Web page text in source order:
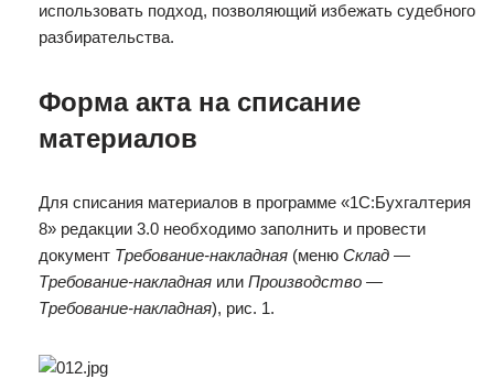
использовать подход, позволяющий избежать судебного
разбирательства.
Форма акта на списание
материалов
Для списания материалов в программе «1С:Бухгалтерия
8» редакции 3.0 необходимо заполнить и провести
документ Требование-накладная (меню Склад —
Требование-накладная или Производство —
Требование-накладная), рис. 1.